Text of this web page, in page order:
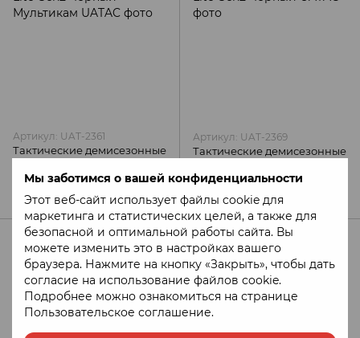
Мы заботимся о вашей конфиденциальности
Этот веб-сайт использует файлы cookie для
маркетинга и статистических целей, а также для
безопасной и оптимальной работы сайта. Вы
можете изменить это в настройках вашего
браузера. Нажмите на кнопку «Закрыть», чтобы дать
согласие на использование файлов cookie.
Подробнее можно ознакомиться на странице
Пользовательское соглашение.
Артикул: UAT-2361
Тактические демисезонные
Мультикам UATAC
4 250 грн
Артикул: UAT-2369
Тактические демисезонные
UATAC
3 900 грн